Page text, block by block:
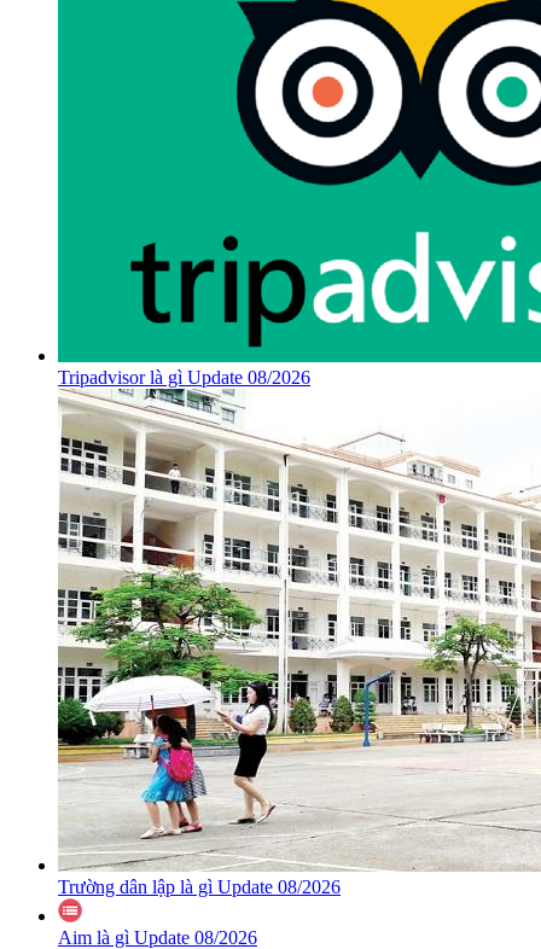
Tripadvisor là gì Update 08/2026
Trường dân lập là gì Update 08/2026
Aim là gì Update 08/2026